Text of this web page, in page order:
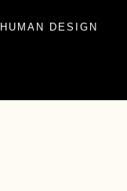
HUMAN DESIGN